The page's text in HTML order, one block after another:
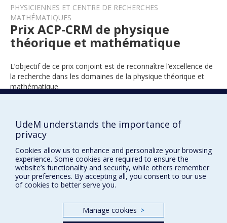
PHYSICIENNES ET CENTRE DE RECHERCHES
MATHÉMATIQUES
Prix ACP-CRM de physique
théorique et mathématique
L’objectif de ce prix conjoint est de reconnaître l’excellence de
la recherche dans les domaines de la physique théorique et
mathématique.
2022
Prix et distinctions
UdeM understands the importance of
privacy
Cookies allow us to enhance and personalize your browsing
experience. Some cookies are required to ensure the
website’s functionality and security, while others remember
your preferences. By accepting all, you consent to our use
of cookies to better serve you.
Manage cookies >